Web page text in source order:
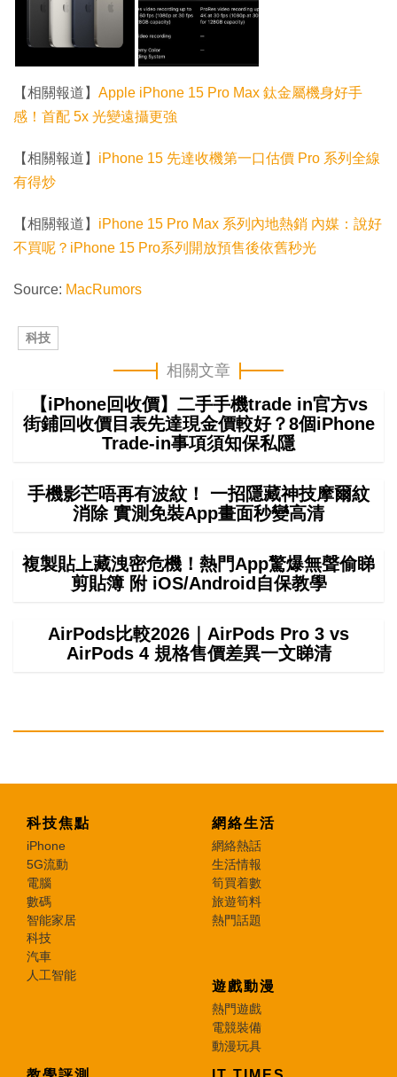
【相關報道】 Apple iPhone 15 Pro Max 鈦金屬機身好手
感！首配 5x 光變遠攝更強
【相關報道】 iPhone 15 先達收機第一口估價 Pro 系列全線
有得炒
【相關報道】 iPhone 15 Pro Max 系列內地熱銷 內媒：說好
不買呢？iPhone 15 Pro系列開放預售後依舊秒光
Source: MacRumors
科技
相關文章
【iPhone回收價】二手手機trade in官方vs
街鋪回收價目表先達現金價較好？8個iPhone
Trade-in事項須知保私隱
手機影芒唔再有波紋！ 一招隱藏神技摩爾紋
消除 實測免裝App畫面秒變高清
複製貼上藏洩密危機！熱門App驚爆無聲偷睇
剪貼簿 附 iOS/Android自保教學
AirPods比較2026｜AirPods Pro 3 vs
AirPods 4 規格售價差異一文睇清
科技焦點
iPhone
5G流動
電腦
數碼
智能家居
科技
汽車
人工智能
網絡生活
網絡熱話
生活情報
筍買着數
旅遊筍料
熱門話題
遊戲動漫
熱門遊戲
電競裝備
動漫玩具